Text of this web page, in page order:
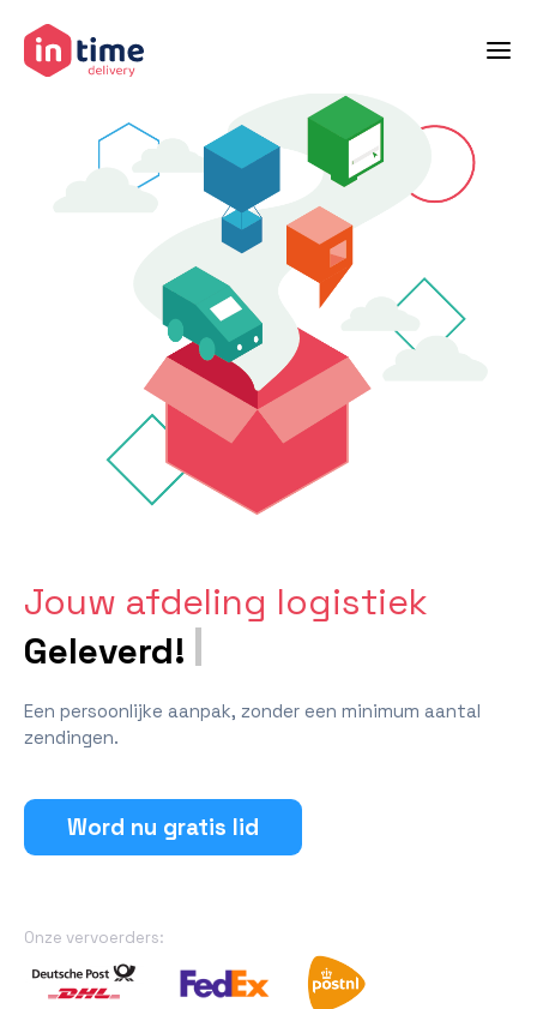
Jouw afdeling logistiek
Geleverd!
Een persoonlijke aanpak, zonder een minimum aantal
zendingen.
Word nu gratis lid
Onze vervoerders: